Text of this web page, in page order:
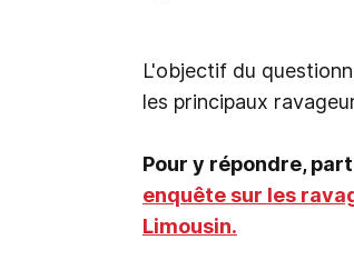
L'objectif du
les principaux
Pour y répondre,
enquête sur les
Limousin.